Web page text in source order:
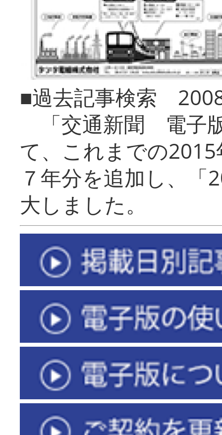
■過去記事検索
「交通新聞 電子
て、これまでの
７年分を追加し、「
大しまし